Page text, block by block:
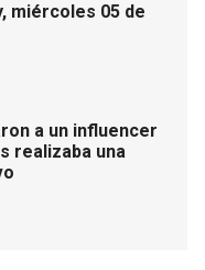
miércoles 05 de
a un influencer
realizaba una